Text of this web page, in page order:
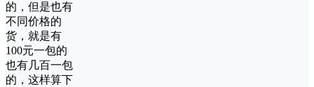
的，但是也有
不同价格的
货，就是有
100元一包的
也有几百一包
的，这样算下